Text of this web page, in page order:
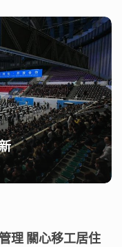
理 關心移工居住